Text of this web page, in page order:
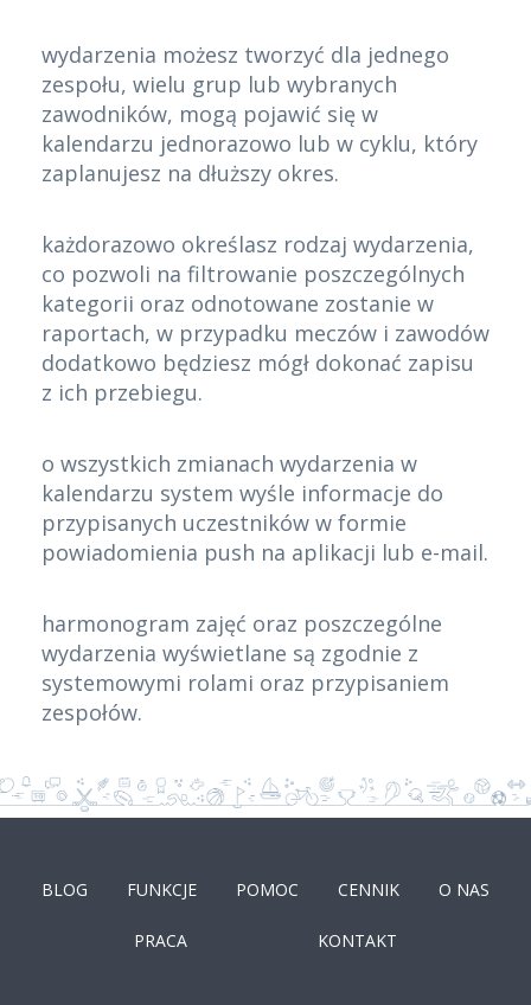
wydarzenia możesz tworzyć dla jednego
zespołu, wielu grup lub wybranych
zawodników, mogą pojawić się w
kalendarzu jednorazowo lub w cyklu, który
zaplanujesz na dłuższy okres.
każdorazowo określasz rodzaj wydarzenia,
co pozwoli na filtrowanie poszczególnych
kategorii oraz odnotowane zostanie w
raportach, w przypadku meczów i zawodów
dodatkowo będziesz mógł dokonać zapisu
z ich przebiegu.
o wszystkich zmianach wydarzenia w
kalendarzu system wyśle informacje do
przypisanych uczestników w formie
powiadomienia push na aplikacji lub e-mail.
harmonogram zajęć oraz poszczególne
wydarzenia wyświetlane są zgodnie z
systemowymi rolami oraz przypisaniem
zespołów.
BLOG FUNKCJE POMOC CENNIK O NAS
PRACA KONTAKT